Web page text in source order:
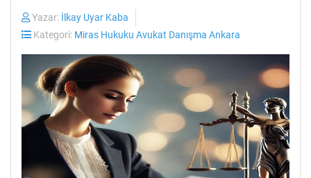
Yazar: İlkay Uyar Kaba
Kategori: Miras Hukuku Avukat Danışma Ankara